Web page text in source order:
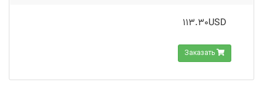
113.30USD
Заказать